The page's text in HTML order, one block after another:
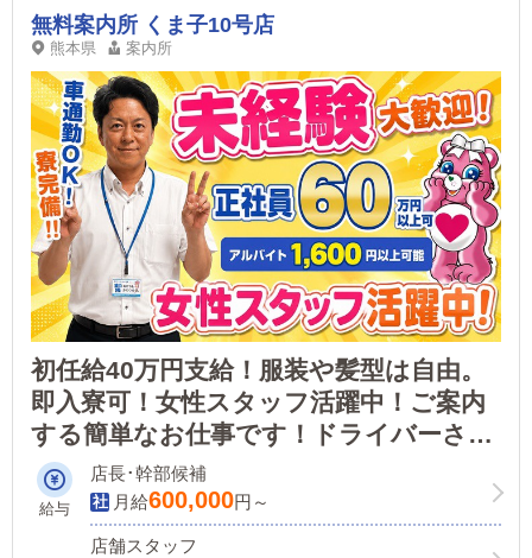
無料案内所 くま子10号店
熊本県 案内所
初任給40万円支給！服装や髪型は自由。
即入寮可！女性スタッフ活躍中！ご案内
する簡単なお仕事です！ドライバーさん
も募集中！
給与
店長･幹部候補
月給600,000円～
店舗スタッフ